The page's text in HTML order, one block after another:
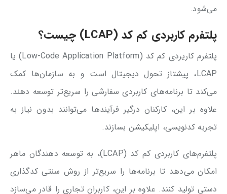
می‌شود.
پلتفرم کاربردی کم کد (LCAP) چیست؟
پلتفرم کاریردی کم کد (Low-Code Application Platform) یا
LCAP، پیشتاز تحول دیجیتال‌ است و به سازمان‌ها کمک
می‌کند تا برنامه‌های کاربردی سفارشی را سریع‌تر توسعه دهند.
علاوه بر این، کارکنان درگیر فرآیندها می‌توانند بدون نیاز به
تجربه کدنویسی، اپلیکیشن بسازند.
پلتفرم‌های کاربردی کم کد (LCAP)، به توسعه دهندگان ماهر
امکان می‌دهد تا برنامه‌ها را سریع‌تر از روش سنتی کدگذاری
دستی تولید کنند. علاوه بر این، کاربران تجاری را قادر می‌سازد